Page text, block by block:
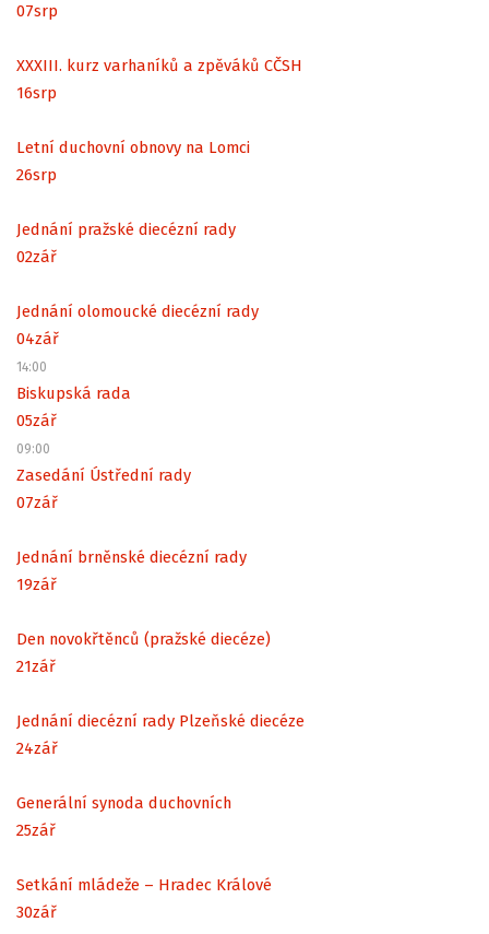
07srp
XXXIII. kurz varhaníků a zpěváků CČSH
16srp
Letní duchovní obnovy na Lomci
26srp
Jednání pražské diecézní rady
02zář
Jednání olomoucké diecézní rady
04zář
14:00
Biskupská rada
05zář
09:00
Zasedání Ústřední rady
07zář
Jednání brněnské diecézní rady
19zář
Den novokřtěnců (pražské diecéze)
21zář
Jednání diecézní rady Plzeňské diecéze
24zář
Generální synoda duchovních
25zář
Setkání mládeže – Hradec Králové
30zář